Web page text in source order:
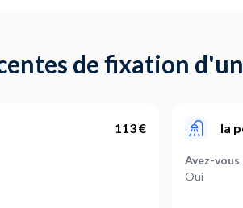
de fixation
113 € la
Avez-
Oui